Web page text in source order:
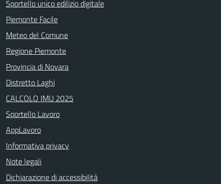
Sportello unico edilizio digitale
Piemonte Facile
Meteo del Comune
Regione Piemonte
Provincia di Novara
Distretto Laghi
CALCOLO IMU 2025
Sportello Lavoro
AppLavoro
Informativa privacy
Note legali
Dichiarazione di accessibilità